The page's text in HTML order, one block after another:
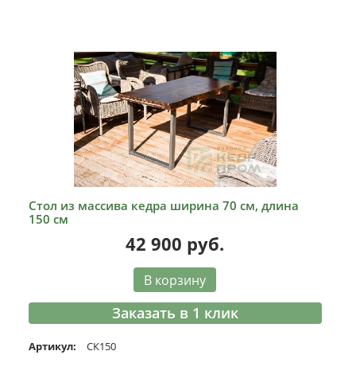
Стол из массива кедра ширина 70 см, длина
150 см
42 900 руб.
В корзину
Заказать в 1 клик
Артикул: СК150